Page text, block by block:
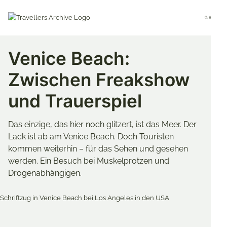
Menu
Venice Beach:
Zwischen Freakshow
und Trauerspiel
Das einzige, das hier noch glitzert, ist das Meer. Der
Lack ist ab am Venice Beach. Doch Touristen
kommen weiterhin – für das Sehen und gesehen
werden. Ein Besuch bei Muskelprotzen und
Drogenabhängigen.